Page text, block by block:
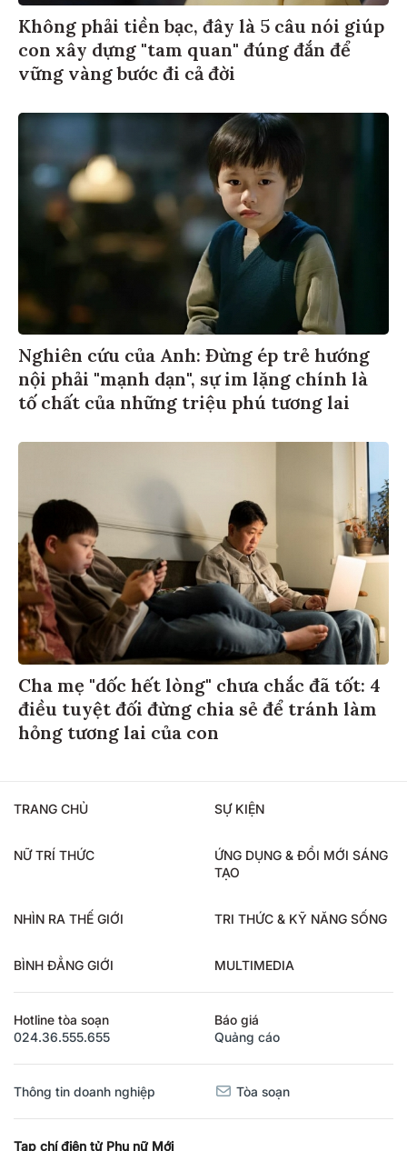
Không phải tiền bạc, đây là 5 câu nói giúp
con xây dựng "tam quan" đúng đắn để
vững vàng bước đi cả đời
Nghiên cứu của Anh: Đừng ép trẻ hướng
nội phải "mạnh dạn", sự im lặng chính là
tố chất của những triệu phú tương lai
Cha mẹ "dốc hết lòng" chưa chắc đã tốt: 4
điều tuyệt đối đừng chia sẻ để tránh làm
hỏng tương lai của con
TRANG CHỦ SỰ KIỆN
NỮ TRÍ THỨC
ỨNG DỤNG & ĐỔI MỚI SÁNG
TẠO
NHÌN RA THẾ GIỚI TRI THỨC & KỸ NĂNG SỐNG
BÌNH ĐẲNG GIỚI MULTIMEDIA
Hotline tòa soạn
024.36.555.655
Báo giá
Quảng cáo
Thông tin doanh nghiệp Tòa soạn
Tạp chí điện tử Phụ nữ Mới